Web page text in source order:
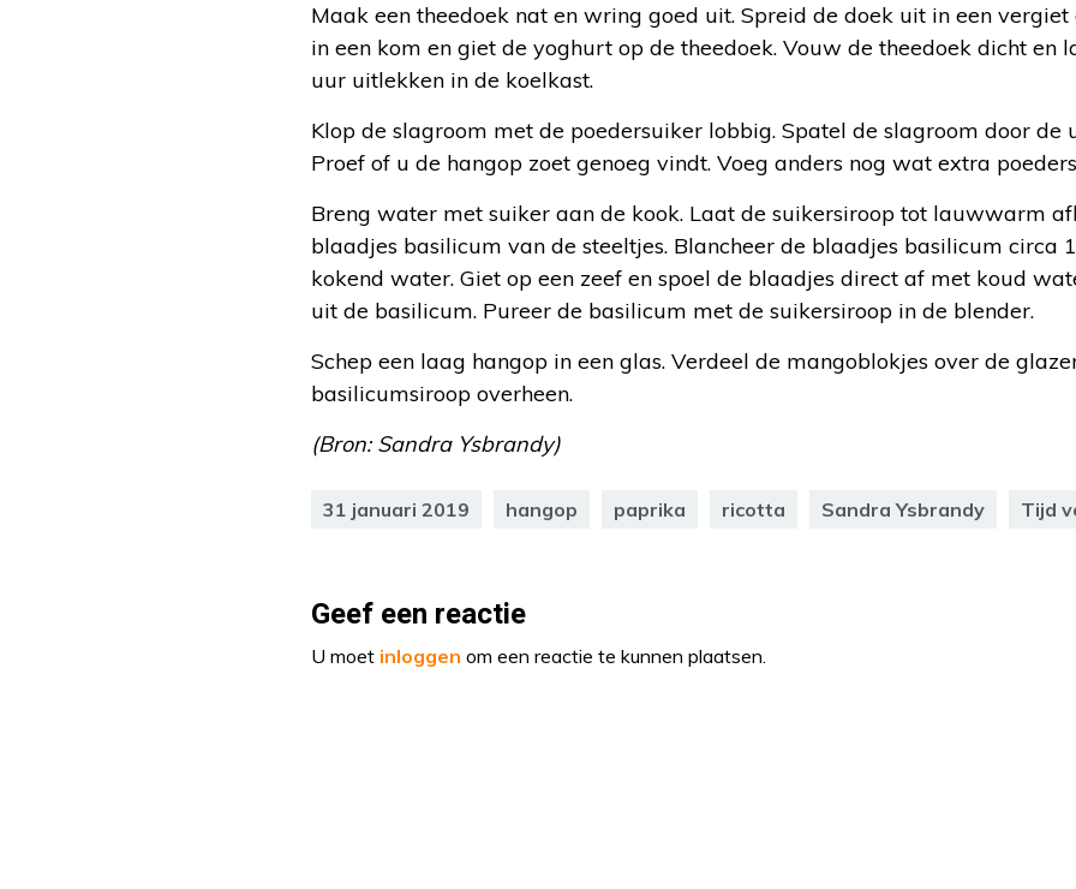
Maak een theedoek nat en wring goed uit. Spreid de doek uit in een
in een kom en giet de yoghurt op de theedoek. Vouw de theedoek dicht en
uur uitlekken in de koelkast.
Klop de slagroom met de poedersuiker lobbig. Spatel de slagroom door de
Proef of u de hangop zoet genoeg vindt. Voeg anders nog wat extra
Breng water met suiker aan de kook. Laat de suikersiroop tot lauwwarm
blaadjes basilicum van de steeltjes. Blancheer de blaadjes basilicum circa
kokend water. Giet op een zeef en spoel de blaadjes direct af met koud
uit de basilicum. Pureer de basilicum met de suikersiroop in de blender.
Schep een laag hangop in een glas. Verdeel de mangoblokjes over de
basilicumsiroop overheen.
(Bron: Sandra Ysbrandy)
31 januari 2019 hangop paprika ricotta Sandra Ysbrandy Tijd
Geef een reactie
U moet inloggen om een reactie te kunnen plaatsen.